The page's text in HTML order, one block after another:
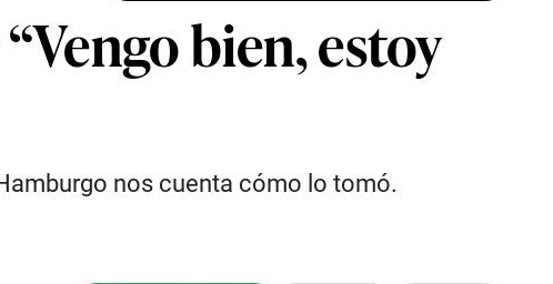
bien, estoy
nos cuenta cómo lo tomó.